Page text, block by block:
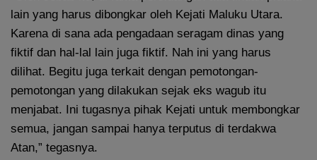
lain yang harus dibongkar oleh Kejati Maluku Utara.
Karena di sana ada pengadaan seragam dinas yang
fiktif dan hal-lal lain juga fiktif. Nah ini yang harus
dilihat. Begitu juga terkait dengan pemotongan-
pemotongan yang dilakukan sejak eks wagub itu
menjabat. Ini tugasnya pihak Kejati untuk membongkar
semua, jangan sampai hanya terputus di terdakwa
Atan,” tegasnya.